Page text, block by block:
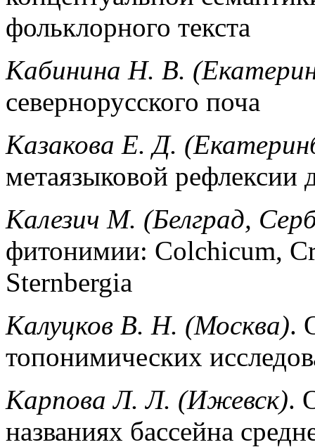
фольклорного текста
Кабинина Н. В.
севернорусского поча
Казакова Е. Д.
метаязыковой рефлексии
Калезич М. (Белград,
фитонимии: Colchicum,
Sternbergia
Калуцков В. Н. (Москва).
топонимических
Карпова Л. Л. (Ижевск).
названиях бассейна